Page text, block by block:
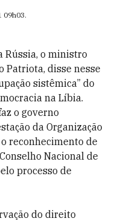
09h03.
Rússia, o ministro
Patriota, disse nesse
sistêmica” do
na Líbia.
o governo
da Organização
reconhecimento de
Nacional de
processo de
do direito